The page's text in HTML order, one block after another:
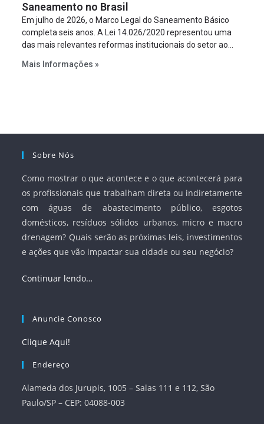
Saneamento no Brasil
Em julho de 2026, o Marco Legal do Saneamento Básico
completa seis anos. A Lei 14.026/2020 representou uma
das mais relevantes reformas institucionais do setor ao
serviços, ampliar a participação da iniciativa privada,
Mais Informações »
Sobre Nós
Como mostrar o que acontece e o que acontecerá para
os profissionais que trabalham direta ou indiretamente
com águas de abastecimento público, esgotos
domésticos, resíduos sólidos urbanos, micro e macro
drenagem? Quais serão as próximas leis, investimentos
e ações que vão impactar sua cidade ou seu negócio?
Continuar lendo…
Anuncie Conosco
Clique Aqui!
Endereço
Alameda dos Jurupis, 1005 – Salas 111 e 112, São
Paulo/SP – CEP: 04088-003